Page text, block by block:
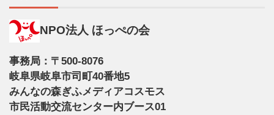
NPO法人 ほっぺの会
事務局：〒500-8076
岐阜県岐阜市司町40番地5
みんなの森ぎふメディアコスモス
市民活動交流センター内ブース01